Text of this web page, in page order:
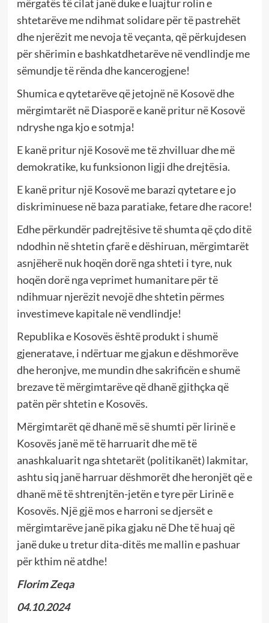
mërgatës të cilat janë duke e luajtur rolin e
shtetarëve me ndihmat solidare për të pastrehët
dhe njerëzit me nevoja të veçanta, që përkujdesen
për shërimin e bashkatdhetarëve në vendlindje me
sëmundje të rënda dhe kancerogjene!
Shumica e qytetarëve që jetojnë në Kosovë dhe
mërgimtarët në Diasporë e kanë pritur në Kosovë
ndryshe nga kjo e sotmja!
E kanë pritur një Kosovë me të zhvilluar dhe më
demokratike, ku funksionon ligji dhe drejtësia.
E kanë pritur një Kosovë me barazi qytetare e jo
diskriminuese në baza paratiake, fetare dhe racore!
Edhe përkundër padrejtësive të shumta që çdo ditë
ndodhin në shtetin çfarë e dëshiruan, mërgimtarët
asnjëherë nuk hoqën dorë nga shteti i tyre, nuk
hoqën dorë nga veprimet humanitare për të
ndihmuar njerëzit nevojë dhe shtetin përmes
investimeve kapitale në vendlindje!
Republika e Kosovës është produkt i shumë
gjeneratave, i ndërtuar me gjakun e dëshmorëve
dhe heronjve, me mundin dhe sakrificën e shumë
brezave të mërgimtarëve që dhanë gjithçka që
patën për shtetin e Kosovës.
Mërgimtarët që dhanë më së shumti për lirinë e
Kosovës janë më të harruarit dhe më të
anashkaluarit nga shtetarët (politikanët) lakmitar,
ashtu siq janë harruar dëshmorët dhe heronjët që e
dhanë më të shtrenjtën-jetën e tyre për Lirinë e
Kosovës. Një gjë mos e harroni se djersët e
mërgimtarëve janë pika gjaku në Dhe të huaj që
janë duke u tretur dita-ditës me mallin e pashuar
për kthim në atdhe!
Florim Zeqa
04.10.2024